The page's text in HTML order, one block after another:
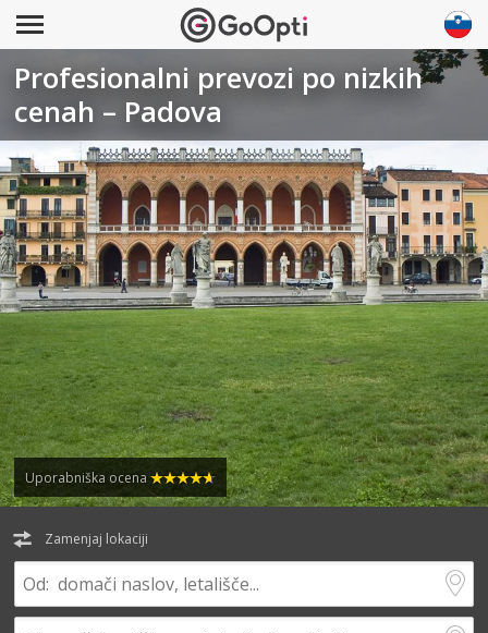
Profesionalni prevozi po nizkih
cenah – Padova
Uporabniška ocena
Zamenjaj lokaciji